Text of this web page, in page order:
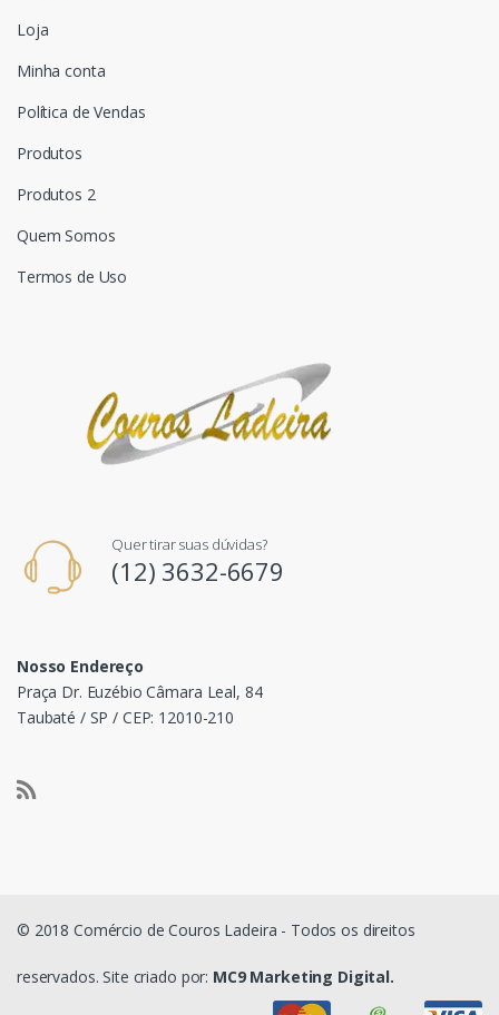
Loja
Minha conta
Política de Vendas
Produtos
Produtos 2
Quem Somos
Termos de Uso
Quer tirar suas dúvidas?
(12) 3632-6679
Nosso Endereço
Praça Dr. Euzébio Câmara Leal, 84
Taubaté / SP / CEP: 12010-210
© 2018 Comércio de Couros Ladeira - Todos os direitos
reservados. Site criado por: MC9 Marketing Digital.